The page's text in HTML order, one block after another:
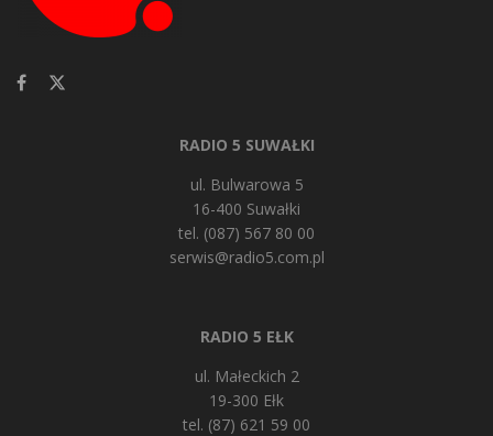
RADIO 5 SUWAŁKI
ul. Bulwarowa 5
16-400 Suwałki
tel. (087) 567 80 00
serwis@radio5.com.pl
RADIO 5 EŁK
ul. Małeckich 2
19-300 Ełk
tel. (87) 621 59 00